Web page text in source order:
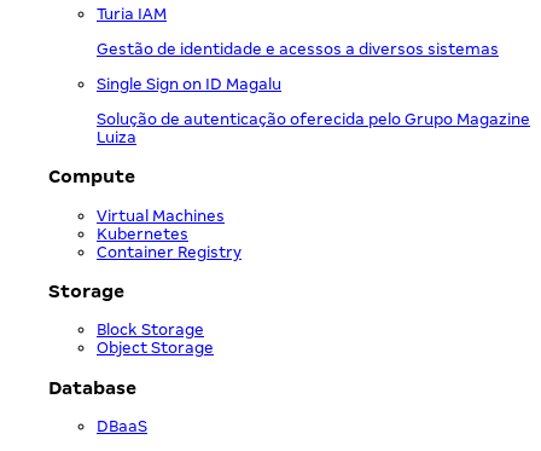
Turia IAM
Gestão de identidade e acessos a diversos sistemas
Single Sign on ID Magalu
Solução de autenticação oferecida pelo Grupo Magazine
Luiza
Compute
Virtual Machines
Kubernetes
Container Registry
Storage
Block Storage
Object Storage
Database
DBaaS